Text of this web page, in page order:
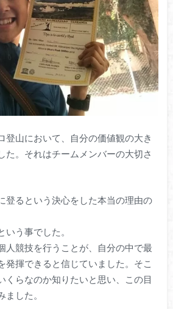
登山において、自分の価値観の大き
た。それはチームメンバーの大切さ
登るという決心をした本当の理由の
いう事でした。
人競技を行うことが、自分の中で最
発揮できると信じていました。そこ
くらなのか知りたいと思い、この目
した。